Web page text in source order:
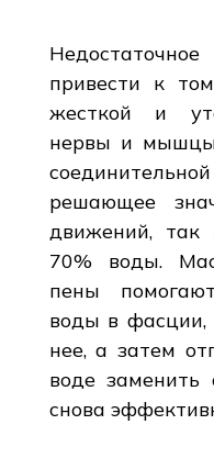
привести к
жесткой и
нервы и
решающее
движений,
70% воды.
пены
воды в фасции,
нее, а затем
воде заменить
снова